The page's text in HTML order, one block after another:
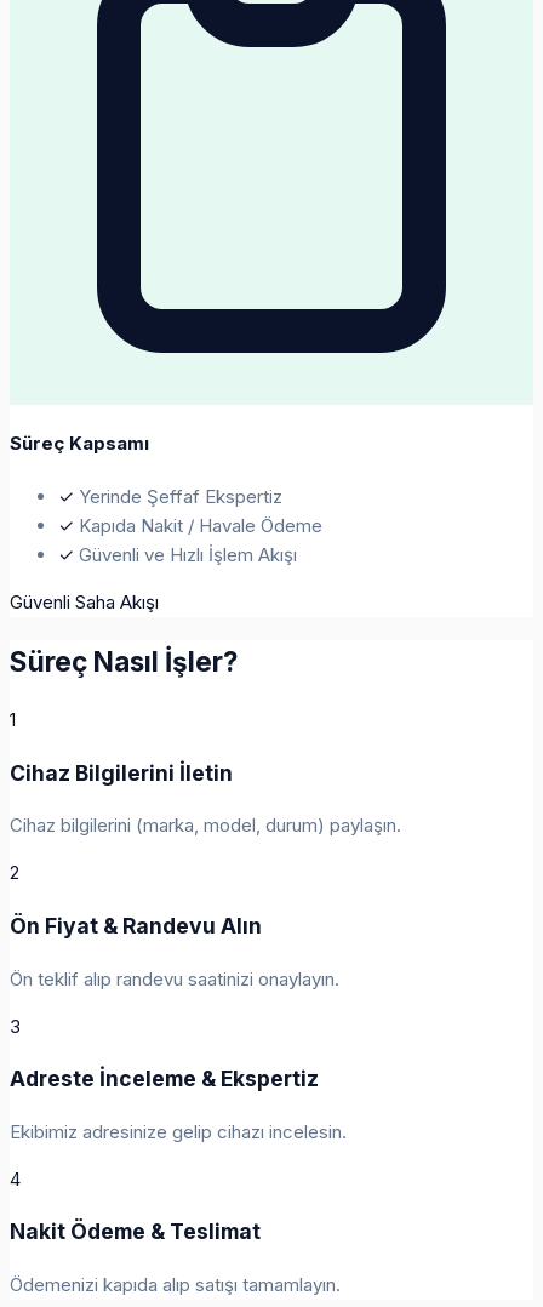
Süreç Kapsamı
✓ Yerinde Şeffaf Ekspertiz
✓ Kapıda Nakit / Havale Ödeme
✓ Güvenli ve Hızlı İşlem Akışı
Güvenli Saha Akışı
Süreç Nasıl İşler?
1
Cihaz Bilgilerini İletin
Cihaz bilgilerini (marka, model, durum) paylaşın.
2
Ön Fiyat & Randevu Alın
Ön teklif alıp randevu saatinizi onaylayın.
3
Adreste İnceleme & Ekspertiz
Ekibimiz adresinize gelip cihazı incelesin.
4
Nakit Ödeme & Teslimat
Ödemenizi kapıda alıp satışı tamamlayın.